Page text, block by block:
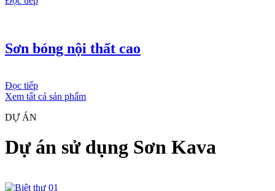
Sơn bóng nội thất cao
Đọc tiếp
Xem tất cả sản phẩm
DỰ ÁN
Dự án sử dụng Sơn Kava